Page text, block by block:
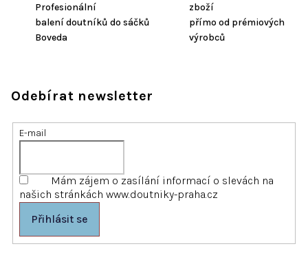
Profesionální
balení doutníků do sáčků
Boveda
zboží
přímo od prémiových
výrobců
Odebírat newsletter
E-mail
Mám zájem o zasílání informací o slevách na
našich stránkách www.doutniky-praha.cz
Přihlásit se